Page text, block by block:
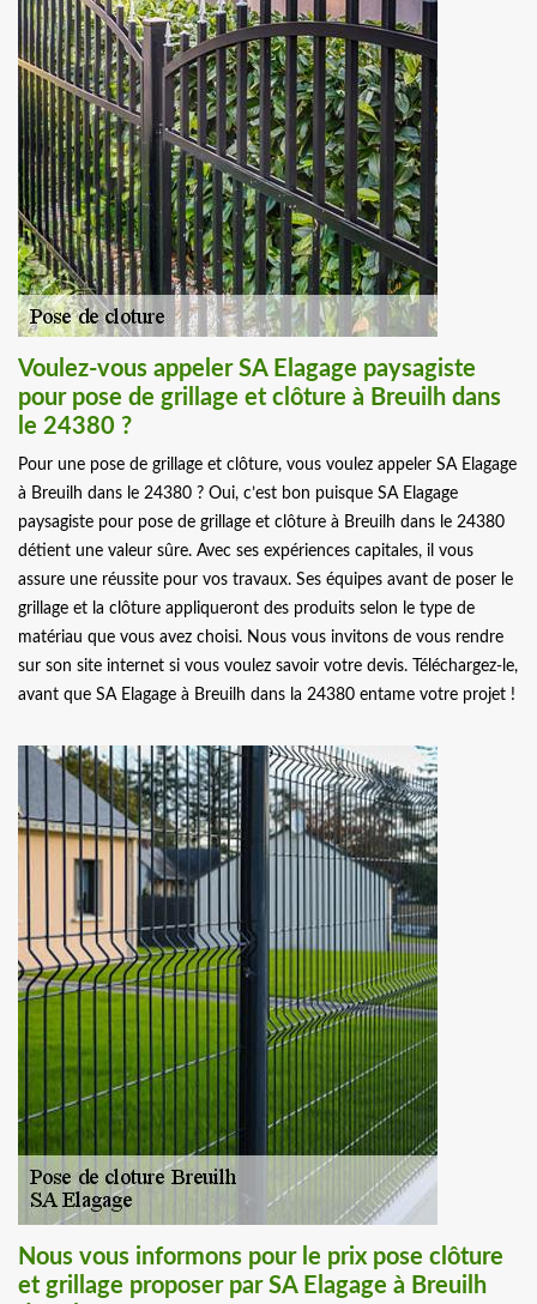
Voulez-vous appeler SA Elagage paysagiste
pour pose de grillage et clôture à Breuilh dans
le 24380 ?
Pour une pose de grillage et clôture, vous voulez appeler SA Elagage
à Breuilh dans le 24380 ? Oui, c’est bon puisque SA Elagage
paysagiste pour pose de grillage et clôture à Breuilh dans le 24380
détient une valeur sûre. Avec ses expériences capitales, il vous
assure une réussite pour vos travaux. Ses équipes avant de poser le
grillage et la clôture appliqueront des produits selon le type de
matériau que vous avez choisi. Nous vous invitons de vous rendre
sur son site internet si vous voulez savoir votre devis. Téléchargez-le,
avant que SA Elagage à Breuilh dans la 24380 entame votre projet !
Nous vous informons pour le prix pose clôture
et grillage proposer par SA Elagage à Breuilh